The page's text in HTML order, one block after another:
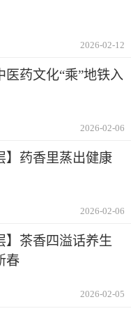
2026-02-12
医药文化“乘”地铁入
2026-02-06
】药香里蒸出健康
2026-02-06
】茶香四溢话养生
春
2026-02-05